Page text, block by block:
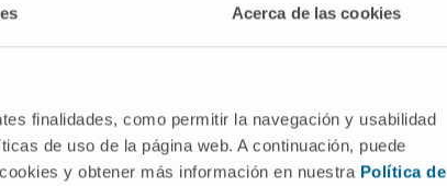
Acerca de las cookies
finalidades, como permitir la navegación y usabilidad
de uso de la página web. A continuación, puede
y obtener más información en nuestra Política de